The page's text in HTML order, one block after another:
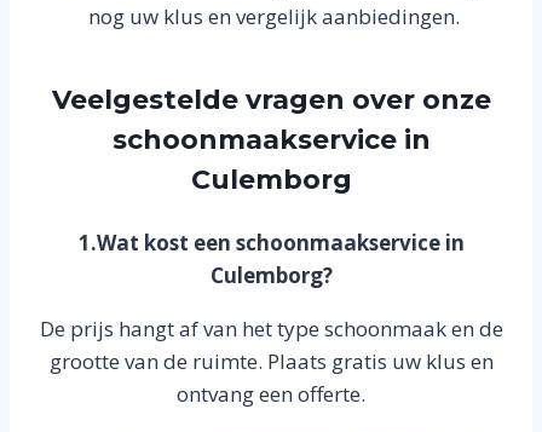
nog uw klus en vergelijk aanbiedingen.
Veelgestelde vragen over onze
schoonmaakservice in
Culemborg
1.Wat kost een schoonmaakservice in
Culemborg?
De prijs hangt af van het type schoonmaak en de
grootte van de ruimte. Plaats gratis uw klus en
ontvang een offerte.